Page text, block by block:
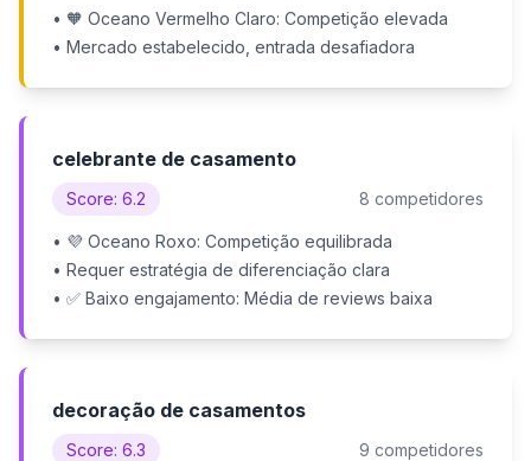
• 🧡 Oceano Vermelho Claro: Competição elevada
• Mercado estabelecido, entrada desafiadora
celebrante de casamento
Score: 6.2 8 competidores
• 💜 Oceano Roxo: Competição equilibrada
• Requer estratégia de diferenciação clara
• ✅ Baixo engajamento: Média de reviews baixa
decoração de casamentos
Score: 6.3 9 competidores